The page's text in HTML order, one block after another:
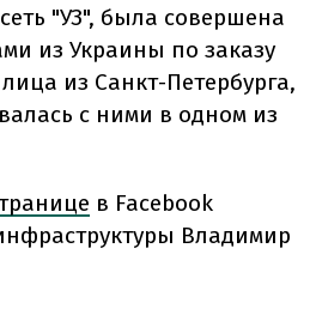
"УЗ", была совершена
из Украины по заказу
из Санкт-Петербурга,
с ними в одном из
в Facebook
Владимир